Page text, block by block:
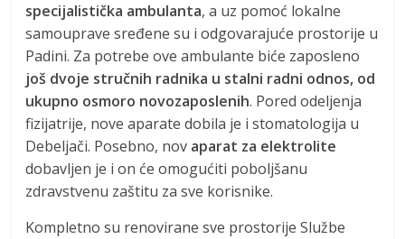
specijalistička ambulanta, a uz pomoć lokalne
samouprave sređene su i odgovarajuće prostorije u
Padini. Za potrebe ove ambulante biće zaposleno
još dvoje stručnih radnika u stalni radni odnos, od
ukupno osmoro novozaposlenih. Pored odeljenja
fizijatrije, nove aparate dobila je i stomatologija u
Debeljači. Posebno, nov aparat za elektrolite
dobavljen je i on će omogućiti poboljšanu
zdravstvenu zaštitu za sve korisnike.
Kompletno su renovirane sve prostorije Službe